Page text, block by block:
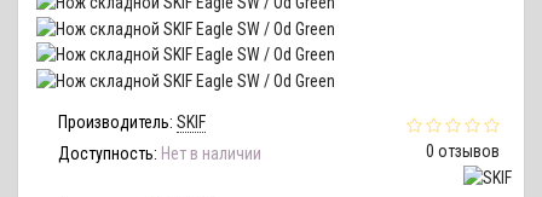
0 отзывов
Производитель: SKIF
Доступность: Нет в наличии